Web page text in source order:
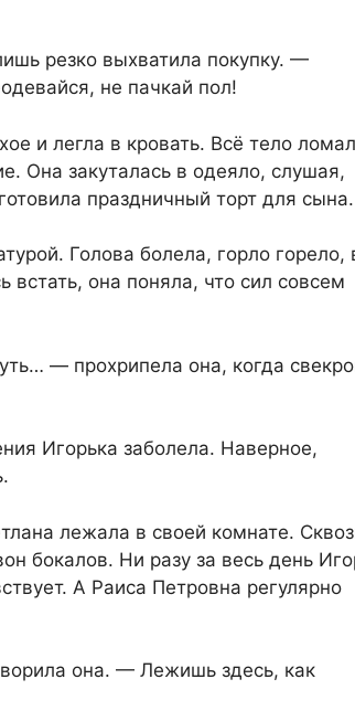
резко выхватила покупку. —
не пачкай пол!
и легла в кровать. Всё тело
Она закуталась в одеяло, слушая,
праздничный торт для сына.
Голова болела, горло горело,
она поняла, что сил совсем
— прохрипела она, когда
Игорька заболела. Наверное,
лежала в своей комнате.
бокалов. Ни разу за весь день
А Раиса Петровна регулярно
она. — Лежишь здесь, как